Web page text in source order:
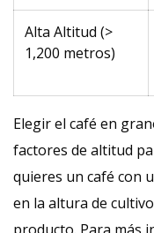
Alta Altitud (>
1,200 metros)
Elegir el café en
factores de altitud
quieres un café con
en la altura de